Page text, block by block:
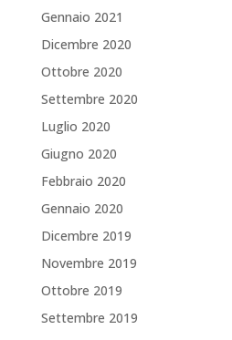
Gennaio 2021
Dicembre 2020
Ottobre 2020
Settembre 2020
Luglio 2020
Giugno 2020
Febbraio 2020
Gennaio 2020
Dicembre 2019
Novembre 2019
Ottobre 2019
Settembre 2019